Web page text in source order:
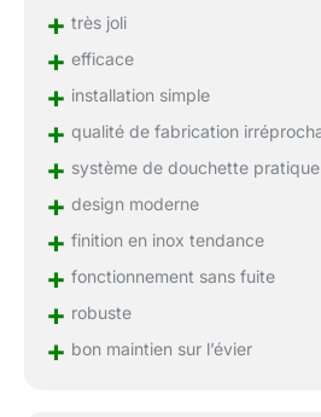
+ très joli
+ efficace
+ installation simple
+ qualité de fabrication
+ système de douchette pratique
+ design moderne
+ finition en inox tendance
+ fonctionnement sans fuite
+ robuste
+ bon maintien sur l’évier